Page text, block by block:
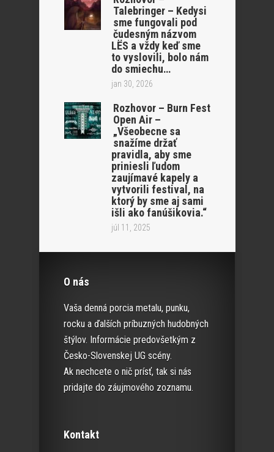
Talebringer – Kedysi
sme fungovali pod
čudesným názvom
LËS a vždy keď sme
to vyslovili, bolo nám
do smiechu…
jan 30, 2026
Rozhovor – Burn Fest
Open Air –
„Všeobecne sa
snažíme držať
pravidla, aby sme
priniesli ľudom
zaujímavé kapely a
vytvorili festival, na
ktorý by sme aj sami
išli ako fanúšikovia.“
júl 11, 2025
O nás
Vaša denná porcia metalu, punku,
rocku a ďalších príbuzných hudobných
štýlov. Informácie predovšetkým z
Česko-Slovenskej UG scény.
Ak nechcete o nič prísť, tak si nás
pridajte do záujmového zoznamu.
Kontakt